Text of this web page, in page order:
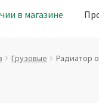
в магазине
аккаунт Политика в
Грузовые Радиатор